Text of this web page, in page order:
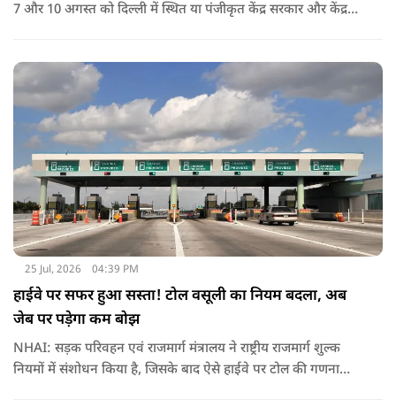
7 और 10 अगस्त को दिल्ली में स्थित या पंजीकृत केंद्र सरकार और केंद्र
25 Jul, 2026 04:39 PM
हाईवे पर सफर हुआ सस्ता! टोल वसूली का नियम बदला, अब
जेब पर पड़ेगा कम बोझ
NHAI: सड़क परिवहन एवं राजमार्ग मंत्रालय ने राष्ट्रीय राजमार्ग शुल्क
नियमों में संशोधन किया है, जिसके बाद ऐसे हाईवे पर टोल की गणना